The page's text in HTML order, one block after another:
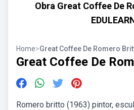
Obra Great Coffee De
Home>Great Coffee De Romero
Great Coffee De
Romero britto (1963) pintor,